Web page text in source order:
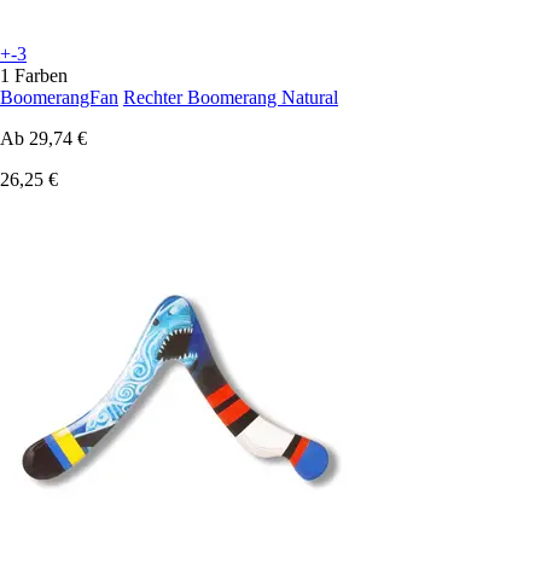
+-3
1 Farben
BoomerangFan Rechter Boomerang Natural
Ab 29,74 €
26,25 €